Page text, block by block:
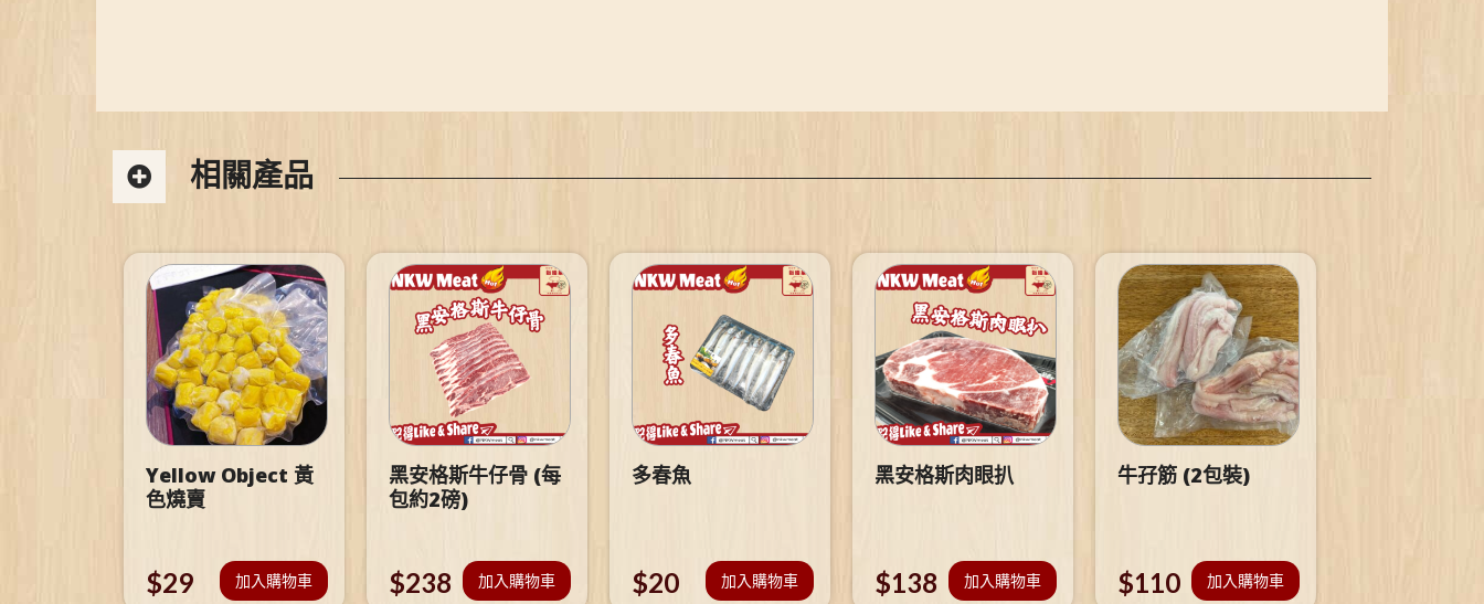
相關產品
Yellow Object 黃
色燒賣
$29 加入購物車
黑安格斯牛仔骨 (每
包約2磅)
$238 加入購物車
多春魚
$20 加入購物車
黑安格斯肉眼扒
$138 加入購物車
牛孖筋 (2包裝)
$110 加入購物車